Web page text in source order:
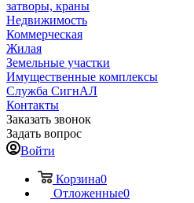
затворы, краны
Недвижимость
Коммерческая
Жилая
Земельные участки
Имущественные комплексы
Служба СигнАЛ
Контакты
Заказать звонок
Задать вопрос
Войти
Корзина0
Отложенные0